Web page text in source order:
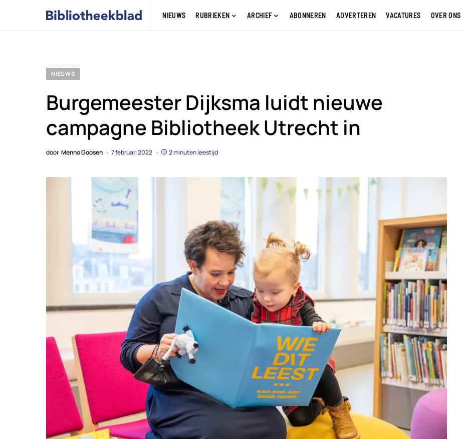
NIEUWS RUBRIEKEN ARCHIEF ABONNEREN ADVERTEREN VACATURES OVER ONS
NIEUWS
Burgemeester Dijksma luidt nieuwe
campagne Bibliotheek Utrecht in
door Menno Goosen 7 februari 2022 2 minuten leestijd